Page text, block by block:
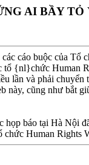
AI BẦY
cáo buộc của
{nl}chức
lần và phải
này, cũng như
báo tại Hà
Human